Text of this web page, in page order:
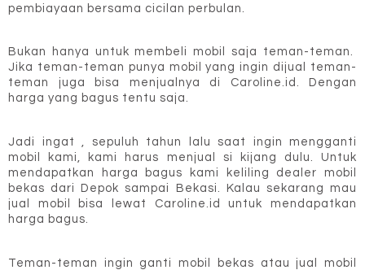
pembiayaan bersama cicilan perbulan.
Bukan hanya untuk membeli mobil saja teman-teman.
Jika teman-teman punya mobil yang ingin dijual teman-
teman juga bisa menjualnya di Caroline.id. Dengan
harga yang bagus tentu saja.
Jadi ingat , sepuluh tahun lalu saat ingin mengganti
mobil kami, kami harus menjual si kijang dulu. Untuk
mendapatkan harga bagus kami keliling dealer mobil
bekas dari Depok sampai Bekasi. Kalau sekarang mau
jual mobil bisa lewat Caroline.id untuk mendapatkan
harga bagus.
Teman-teman ingin ganti mobil bekas atau jual mobil